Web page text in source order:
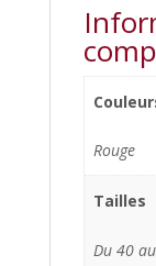
Rouge
Tailles
Du 40